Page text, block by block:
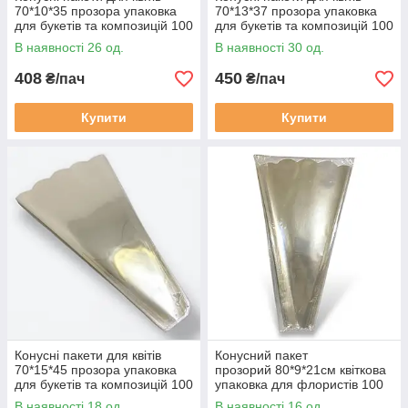
Основні переваги:
Зручність використання:
конусна форма полегшує
ефективним.
Міцність:матеріал надійно захищає вміст від
пошкоджень та зовнішніх впливів.
дозволяють створювати привабливі композиції.
70*10*35 прозора упаковка
для букетів та композицій 100
штук (2125079512)
В наявності 26 од.
408 ₴/пач
Купити
70*13*37 прозора упаковка
для букетів та композицій 100
штук (2125079513)
В наявності 30 од.
450 ₴/пач
Купити
Конусні пакети для квітів
70*15*45 прозора упаковка
для букетів та композицій 100
штук (2125079514)
Конусний пакет
прозорий 80*9*21см квіткова
упаковка для флористів 100
штук (2125079515)